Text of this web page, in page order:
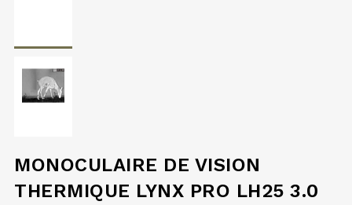
MONOCULAIRE DE VISION
THERMIQUE LYNX PRO LH25 3.0